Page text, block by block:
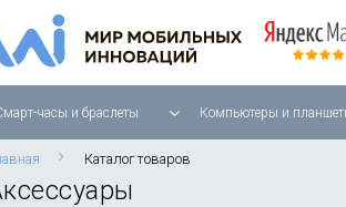
часы и браслеты Компьютеры и
Каталог товаров